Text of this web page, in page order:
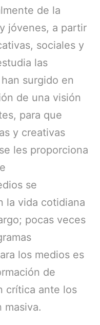
de la
jóvenes, a partir
sociales y
las
surgido en
de una visión
para que
y creativas
les proporciona
se
la vida cotidiana
pocas veces
los medios es
de
crítica ante los
masiva.